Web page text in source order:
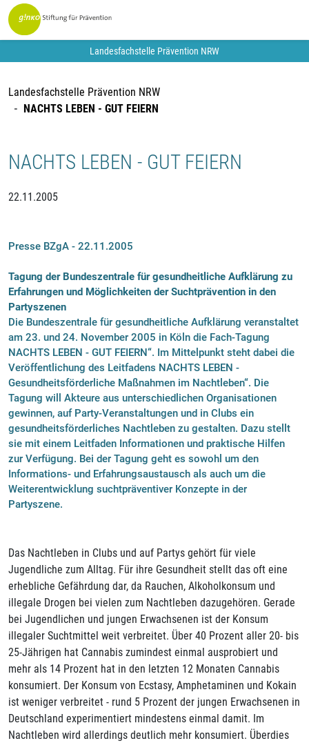
Landesfachstelle Prävention NRW
Landesfachstelle Prävention NRW
NACHTS LEBEN - GUT FEIERN
NACHTS LEBEN - GUT FEIERN
22.11.2005
Presse BZgA - 22.11.2005
Tagung der Bundeszentrale für gesundheitliche Aufklärung zu
Erfahrungen und Möglichkeiten der Suchtprävention in den
Partyszenen
Die Bundeszentrale für gesundheitliche Aufklärung veranstaltet
am 23. und 24. November 2005 in Köln die Fach-Tagung
NACHTS LEBEN - GUT FEIERN“. Im Mittelpunkt steht dabei die
Veröffentlichung des Leitfadens NACHTS LEBEN -
Gesundheitsförderliche Maßnahmen im Nachtleben“. Die
Tagung will Akteure aus unterschiedlichen Organisationen
gewinnen, auf Party-Veranstaltungen und in Clubs ein
gesundheitsförderliches Nachtleben zu gestalten. Dazu stellt
sie mit einem Leitfaden Informationen und praktische Hilfen
zur Verfügung. Bei der Tagung geht es sowohl um den
Informations- und Erfahrungsaustausch als auch um die
Weiterentwicklung suchtpräventiver Konzepte in der
Partyszene.
Das Nachtleben in Clubs und auf Partys gehört für viele
Jugendliche zum Alltag. Für ihre Gesundheit stellt das oft eine
erhebliche Gefährdung dar, da Rauchen, Alkoholkonsum und
illegale Drogen bei vielen zum Nachtleben dazugehören. Gerade
bei Jugendlichen und jungen Erwachsenen ist der Konsum
illegaler Suchtmittel weit verbreitet. Über 40 Prozent aller 20- bis
25-Jährigen hat Cannabis zumindest einmal ausprobiert und
mehr als 14 Prozent hat in den letzten 12 Monaten Cannabis
konsumiert. Der Konsum von Ecstasy, Amphetaminen und Kokain
ist weniger verbreitet - rund 5 Prozent der jungen Erwachsenen in
Deutschland experimentiert mindestens einmal damit. Im
Nachtleben wird allerdings deutlich mehr konsumiert. Überdies